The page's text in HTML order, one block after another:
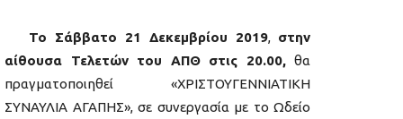
Το Σάββατο 21 Δεκεμβρίου 2019, στην
αίθουσα Τελετών του ΑΠΘ στις 20.00, θα
πραγματοποιηθεί «ΧΡΙΣΤΟΥΓΕΝΝΙΑΤΙΚΗ
ΣΥΝΑΥΛΙΑ ΑΓΑΠΗΣ», σε συνεργασία με το Ωδείο